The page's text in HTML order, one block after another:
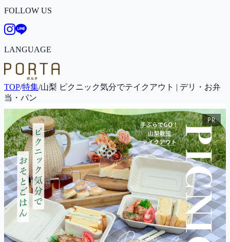
FOLLOW US
LANGUAGE
TOP/特集/山梨 ピクニック気分でテイクアウト | デリ・お弁
当・パン